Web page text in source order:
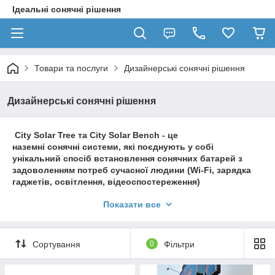
Ідеальні сонячні рішення
Товари та послуги Дизайнерські сонячні рішення
Дизайнерські сонячні рішення
City Solar Tree та City Solar Bench - це
наземні сонячні системи, які поєднують у собі
унікальний спосіб встановлення сонячних батарей з
задоволенням потреб сучасної людини (Wi-Fi, зарядка
гаджетів, освітлення, відеоспостереження)
Дизайн кожного
сонячного рішення є
унікальним і
Показати все
Сортування 0 Фільтри